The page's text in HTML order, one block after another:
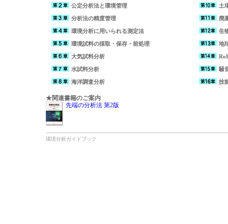
公定分析法と環境管理 土
分析法の精度管理 廃
環境分析に用いられる測定法 生
環境試料の採取・保存・前処理 地
大気試料分析
水試料分析 騒
海洋調査分析 技
★関連書籍のご案内
先端の分析法 第2版
環境分析ガイドブック